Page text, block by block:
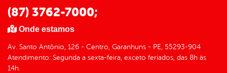
(87) 3762-7000;
Onde estamos
Av. Santo Antônio, 126 - Centro, Garanhuns - PE, 55293-904
Atendimento: Segunda a sexta-feira, exceto feriados, das 8h às
14h.